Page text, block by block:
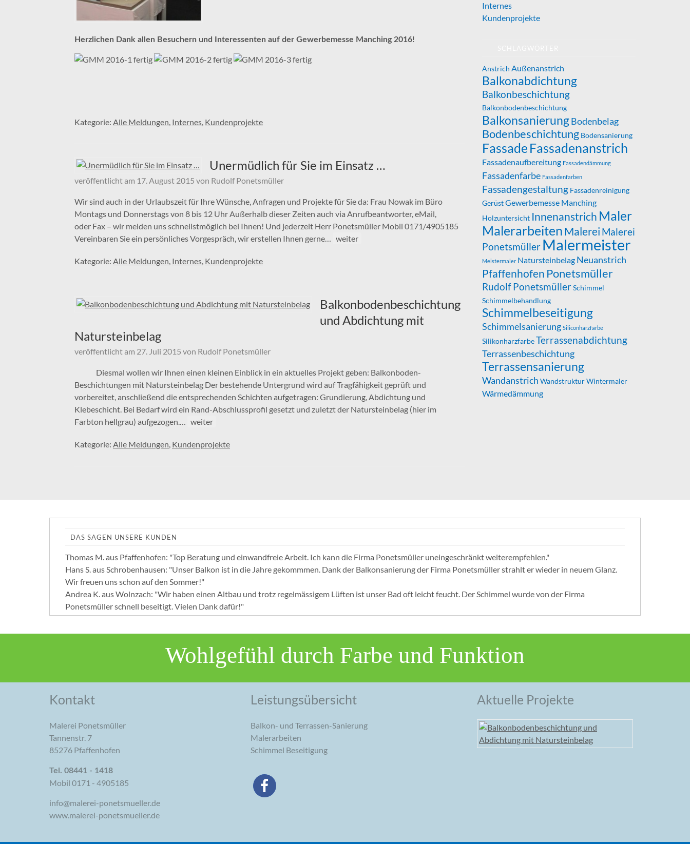
Herzlichen Dank allen Besuchern und Interessenten auf der Gewerbemesse Manching 2016!
Kategorie: Alle Meldungen, Internes, Kundenprojekte
Unermüdlich für Sie im Einsatz …
veröffentlicht am 17. August 2015 von Rudolf Ponetsmüller
Wir sind auch in der Urlaubszeit für Ihre Wünsche, Anfragen und Projekte für Sie da: Frau Nowak im Büro
Montags und Donnerstags von 8 bis 12 Uhr Außerhalb dieser Zeiten auch via Anrufbeantworter, eMail,
oder Fax – wir melden uns schnellstmöglich bei Ihnen! Und jederzeit Herr Ponetsmüller Mobil 0171/4905185
Vereinbaren Sie ein persönliches Vorgespräch, wir erstellen Ihnen gerne… weiter
Kategorie: Alle Meldungen, Internes, Kundenprojekte
Balkonbodenbeschichtung
und Abdichtung mit
Natursteinbelag
veröffentlicht am 27. Juli 2015 von Rudolf Ponetsmüller
Diesmal wollen wir Ihnen einen kleinen Einblick in ein aktuelles Projekt geben: Balkonboden-
Beschichtungen mit Natursteinbelag Der bestehende Untergrund wird auf Tragfähigkeit geprüft und
vorbereitet, anschließend die entsprechenden Schichten aufgetragen: Grundierung, Abdichtung und
Klebeschicht. Bei Bedarf wird ein Rand-Abschlussprofil gesetzt und zuletzt der Natursteinbelag (hier im
Farbton hellgrau) aufgezogen.… weiter
Kategorie: Alle Meldungen, Kundenprojekte
Internes
Kundenprojekte
Anstrich Außenanstrich
Balkonabdichtung
Balkonbeschichtung
Balkonbodenbeschichtung
BalkonsanierungBodenbelag
Bodenbeschichtung Bodensanierung
Fassade Fassadenanstrich
Fassadenaufbereitung Fassadendämmung
Fassadenfarbe Fassadenfarben
Fassadengestaltung Fassadenreinigung
GerüstGewerbemesse Manching
Holzuntersicht Innenanstrich Maler
Malerarbeiten Malerei Malerei
Ponetsmüller Malermeister
Meistermaler Natursteinbelag Neuanstrich
Pfaffenhofen Ponetsmüller
Rudolf PonetsmüllerSchimmel
Schimmelbehandlung
Schimmelbeseitigung
Schimmelsanierung Siliconharzfarbe
SilikonharzfarbeTerrassenabdichtung
Terrassenbeschichtung
Terrassensanierung
Wandanstrich WandstrukturWintermaler
Wärmedämmung
DAS SAGEN UNSERE KUNDEN
Thomas M. aus Pfaffenhofen: "Top Beratung und einwandfreie Arbeit. Ich kann die Firma Ponetsmüller uneingeschränkt weiterempfehlen."
Hans S. aus Schrobenhausen: "Unser Balkon ist in die Jahre gekommmen. Dank der Balkonsanierung der Firma Ponetsmüller strahlt er wieder in neuem Glanz.
Wir freuen uns schon auf den Sommer!"
Andrea K. aus Wolnzach: "Wir haben einen Altbau und trotz regelmässigem Lüften ist unser Bad oft leicht feucht. Der Schimmel wurde von der Firma
Ponetsmüller schnell beseitigt. Vielen Dank dafür!"
Wohlgefühl durch Farbe und Funktion
Kontakt
Malerei Ponetsmüller
Tannenstr. 7
85276 Pfaffenhofen
Tel. 08441 - 1418
Mobil 0171 - 4905185
info@malerei-ponetsmueller.de
www.malerei-ponetsmueller.de
Leistungsübersicht
Balkon- und Terrassen-Sanierung
Malerarbeiten
Schimmel Beseitigung
Aktuelle Projekte